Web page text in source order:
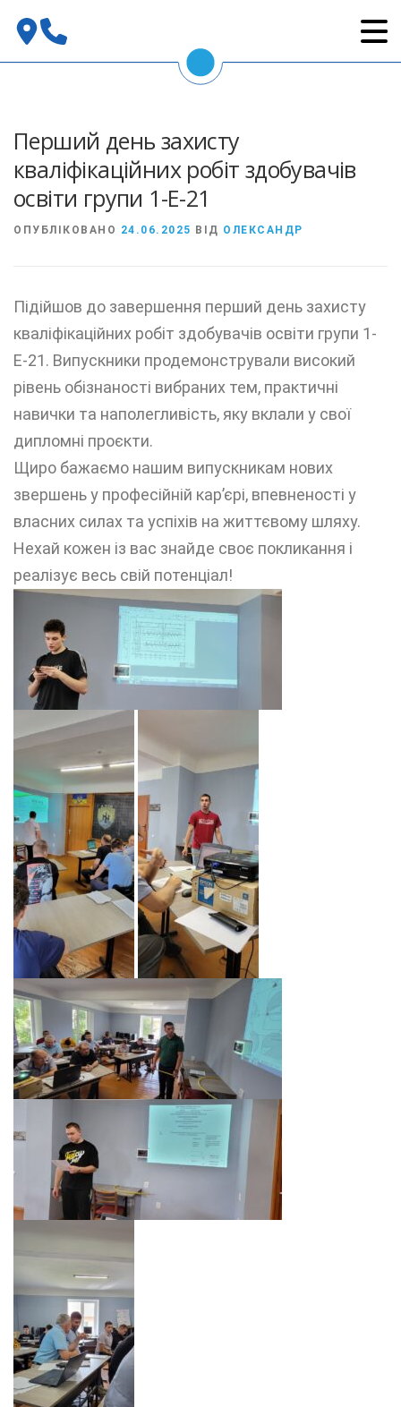
Перший день захисту
кваліфікаційних робіт здобувачів
освіти групи 1-Е-21
ОПУБЛІКОВАНО 24.06.2025 ВІД ОЛЕКСАНДР
Підійшов до завершення перший день захисту
кваліфікаційних робіт здобувачів освіти групи 1-
Е-21. Випускники продемонстрували високий
рівень обізнаності вибраних тем, практичні
навички та наполегливість, яку вклали у свої
дипломні проєкти.
Щиро бажаємо нашим випускникам нових
звершень у професійній кар’єрі, впевненості у
власних силах та успіхів на життєвому шляху.
Нехай кожен із вас знайде своє покликання і
реалізує весь свій потенціал!